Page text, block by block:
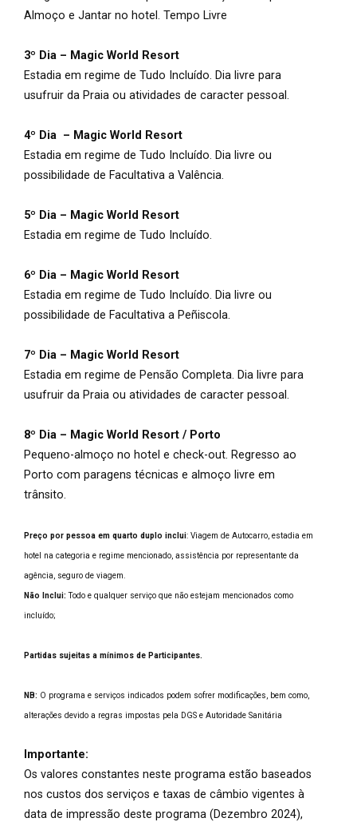
Almoço e Jantar no hotel. Tempo Livre
3º Dia – Magic World Resort
Estadia em regime de Tudo Incluído. Dia livre para
usufruir da Praia ou atividades de caracter pessoal.
4º Dia – Magic World Resort
Estadia em regime de Tudo Incluído. Dia livre ou
possibilidade de Facultativa a Valência.
5º Dia – Magic World Resort
Estadia em regime de Tudo Incluído.
6º Dia – Magic World Resort
Estadia em regime de Tudo Incluído. Dia livre ou
possibilidade de Facultativa a Peñiscola.
7º Dia – Magic World Resort
Estadia em regime de Pensão Completa. Dia livre para
usufruir da Praia ou atividades de caracter pessoal.
8º Dia – Magic World Resort / Porto
Pequeno-almoço no hotel e check-out. Regresso ao
Porto com paragens técnicas e almoço livre em
trânsito.
Preço por pessoa em quarto duplo inclui: Viagem de Autocarro, estadia em
hotel na categoria e regime mencionado, assistência por representante da
agência, seguro de viagem.
Não Inclui: Todo e qualquer serviço que não estejam mencionados como
incluído;
Partidas sujeitas a mínimos de Participantes.
NB: O programa e serviços indicados podem sofrer modificações, bem como,
alterações devido a regras impostas pela DGS e Autoridade Sanitária
Importante:
Os valores constantes neste programa estão baseados
nos custos dos serviços e taxas de câmbio vigentes à
data de impressão deste programa (Dezembro 2024),